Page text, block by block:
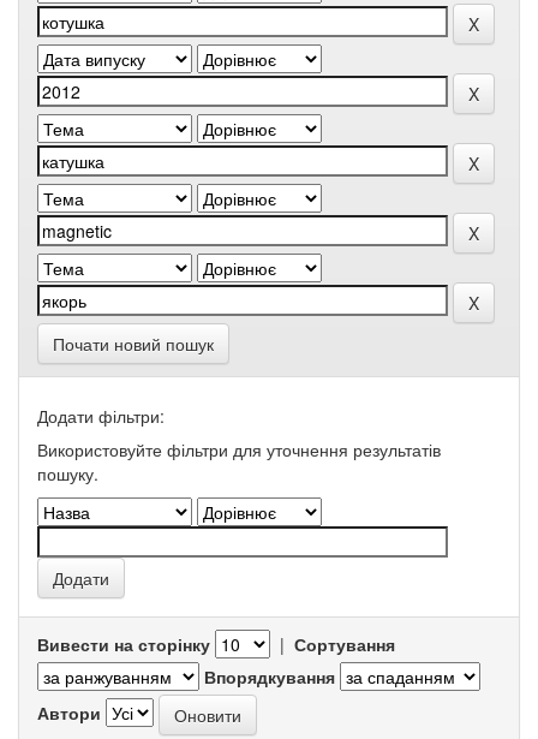
Почати новий пошук
Додати фільтри:
Використовуйте фільтри для уточнення результатів
пошуку.
Вивести на сторінку | Сортування
Впорядкування
Автори